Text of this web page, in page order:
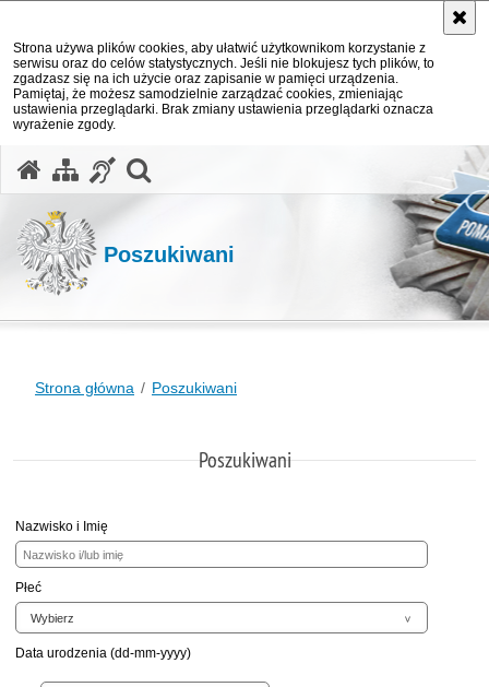
Strona używa plików cookies, aby ułatwić użytkownikom korzystanie z
serwisu oraz do celów statystycznych. Jeśli nie blokujesz tych plików, to
zgadzasz się na ich użycie oraz zapisanie w pamięci urządzenia.
Pamiętaj, że możesz samodzielnie zarządzać cookies, zmieniając
ustawienia przeglądarki. Brak zmiany ustawienia przeglądarki oznacza
wyrażenie zgody.
Poszukiwani
Strona główna Poszukiwani
Poszukiwani
Nazwisko i Imię
Płeć
Data urodzenia (dd-mm-yyyy)